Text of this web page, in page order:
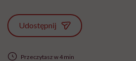
Udostępnij
Przeczytasz w 4 min